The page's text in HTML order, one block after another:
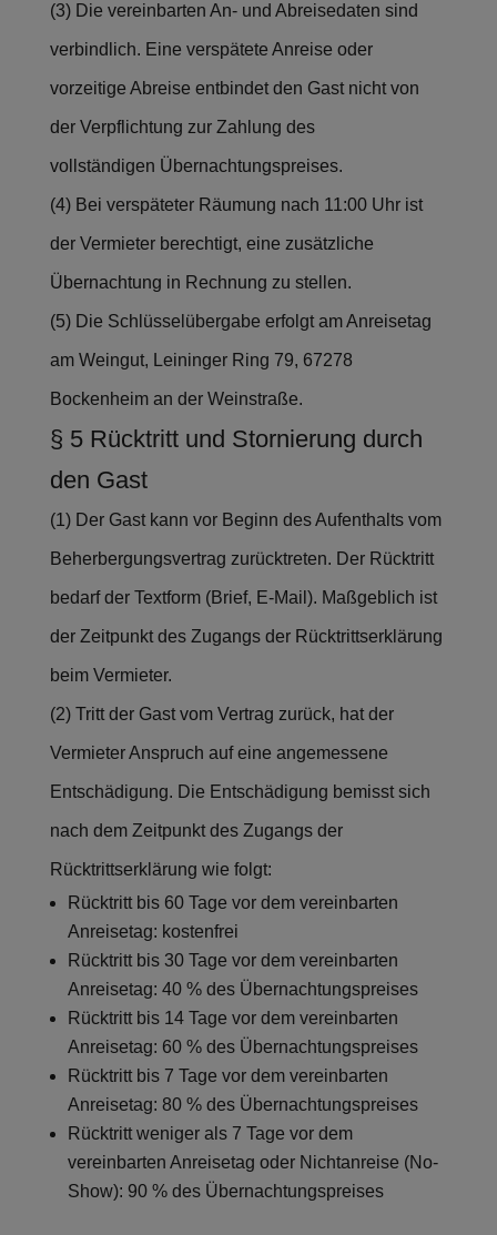
(3) Die vereinbarten An- und Abreisedaten sind
verbindlich. Eine verspätete Anreise oder
vorzeitige Abreise entbindet den Gast nicht von
der Verpflichtung zur Zahlung des
vollständigen Übernachtungspreises.
(4) Bei verspäteter Räumung nach 11:00 Uhr ist
der Vermieter berechtigt, eine zusätzliche
Übernachtung in Rechnung zu stellen.
(5) Die Schlüsselübergabe erfolgt am Anreisetag
am Weingut, Leininger Ring 79, 67278
Bockenheim an der Weinstraße.
§ 5 Rücktritt und Stornierung durch
den Gast
(1) Der Gast kann vor Beginn des Aufenthalts vom
Beherbergungsvertrag zurücktreten. Der Rücktritt
bedarf der Textform (Brief, E-Mail). Maßgeblich ist
der Zeitpunkt des Zugangs der Rücktrittserklärung
beim Vermieter.
(2) Tritt der Gast vom Vertrag zurück, hat der
Vermieter Anspruch auf eine angemessene
Entschädigung. Die Entschädigung bemisst sich
nach dem Zeitpunkt des Zugangs der
Rücktrittserklärung wie folgt:
Rücktritt bis 60 Tage vor dem vereinbarten
Anreisetag: kostenfrei
Rücktritt bis 30 Tage vor dem vereinbarten
Anreisetag: 40 % des Übernachtungspreises
Rücktritt bis 14 Tage vor dem vereinbarten
Anreisetag: 60 % des Übernachtungspreises
Rücktritt bis 7 Tage vor dem vereinbarten
Anreisetag: 80 % des Übernachtungspreises
Rücktritt weniger als 7 Tage vor dem
vereinbarten Anreisetag oder Nichtanreise (No-
Show): 90 % des Übernachtungspreises